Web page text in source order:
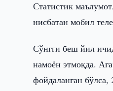
Статистик
нисбатан мобил
Сўнгги беш йил
намоён этмоқда.
фойдаланган бўлса,